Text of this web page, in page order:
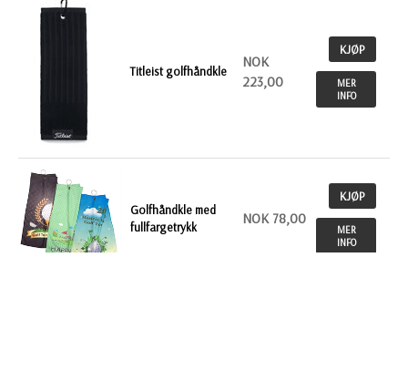
Titleist golfhåndkle
NOK
223,00
KJØP
MER
INFO
Golfhåndkle med
fullfargetrykk
NOK 78,00
KJØP
MER
INFO